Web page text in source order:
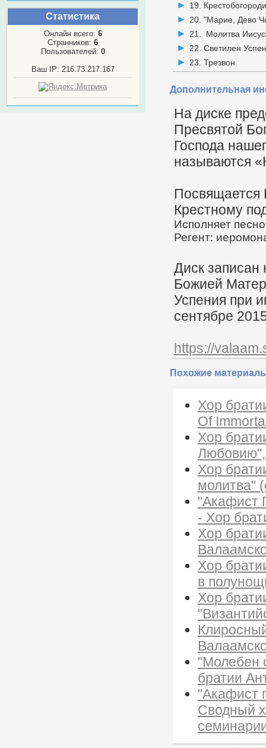
Статистика
Онлайн всего: 6
Странников: 6
Пользователей: 0
Ваш IP: 216.73.217.167
19.
20. "Марие, Дево
21. Молитва
22. Светилен
23. Трезвон
Дополнительная
На диске
Пресвятой
Господа
называются
Посвящается
Крестному
Исполняет
Регент:
Диск записан
Божией
Успения при
сентябре
https://
Похожие
Хор
Of
Хор
Хор
молитва"
"Акафист
- Хор
Хор
Хор
в
Хор
"Молебен
братии
"Акафист
Сводный